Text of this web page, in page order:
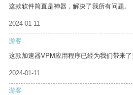
这款软件简直是神器，解决了我所有问题。
2024-01-11
游客
这款加速器VPM应用程序已经为我们带来了
2024-01-11
游客